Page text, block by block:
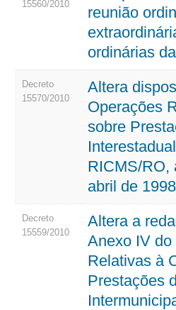
15560/2010
reunião
ordinárias
Decreto
15570/2010
Altera
Operações
sobre
RICMS/RO,
abril de
Decreto
15559/2010
Altera a
Anexo IV
Relativas à
Prestações